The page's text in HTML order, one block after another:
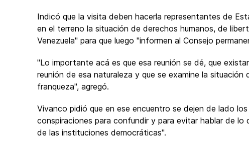
Indicó que la visita deben hacerla representantes de
en el terreno la situación de derechos humanos, de
Venezuela" para que luego "informen al Consejo
"Lo importante acá es que esa reunión se dé, que
reunión de esa naturaleza y que se examine la
franqueza", agregó.
Vivanco pidió que en ese encuentro se dejen de lado
conspiraciones para confundir y para evitar hablar de lo
de las instituciones democráticas".